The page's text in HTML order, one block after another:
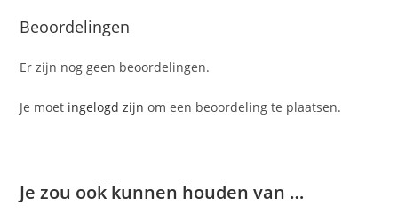
Beoordelingen
Er zijn nog geen beoordelingen.
Je moet ingelogd zijn om een beoordeling te plaatsen.
Je zou ook kunnen houden van …